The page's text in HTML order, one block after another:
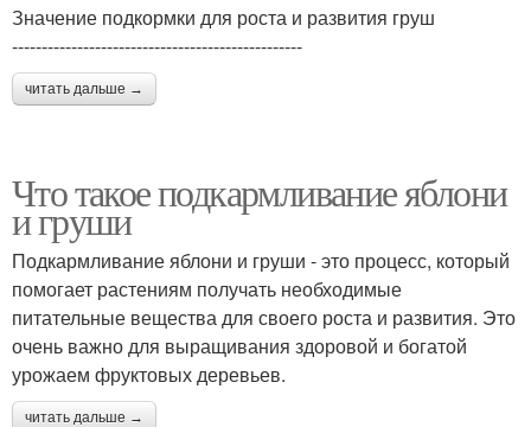
Значение подкормки для роста и развития груш
-------------------------------------------------
читать дальше →
Что такое подкармливание яблони
и груши
Подкармливание яблони и груши - это процесс, который
помогает растениям получать необходимые
питательные вещества для своего роста и развития. Это
очень важно для выращивания здоровой и богатой
урожаем фруктовых деревьев.
читать дальше →